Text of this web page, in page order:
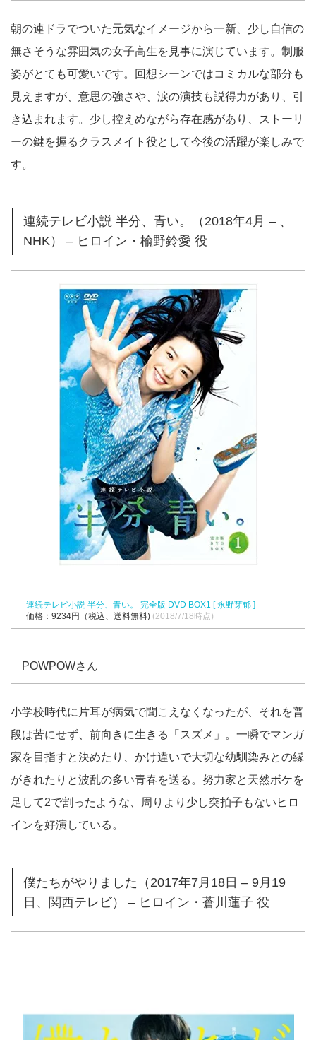
朝の連ドラでついた元気なイメージから一新、少し自信の
無さそうな雰囲気の女子高生を見事に演じています。制服
姿がとても可愛いです。回想シーンではコミカルな部分も
見えますが、意思の強さや、涙の演技も説得力があり、引
き込まれます。少し控えめながら存在感があり、ストーリ
ーの鍵を握るクラスメイト役として今後の活躍が楽しみで
す。
連続テレビ小説 半分、青い。（2018年4月 – 、
NHK） – ヒロイン・楡野鈴愛 役
連続テレビ小説 半分、青い。 完全版 DVD BOX1 [ 永野芽郁 ]
価格：9234円（税込、送料無料) (2018/7/18時点)
POWPOWさん
小学校時代に片耳が病気で聞こえなくなったが、それを普
段は苦にせず、前向きに生きる「スズメ」。一瞬でマンガ
家を目指すと決めたり、かけ違いで大切な幼馴染みとの縁
がきれたりと波乱の多い青春を送る。努力家と天然ボケを
足して2で割ったような、周りより少し突拍子もないヒロ
インを好演している。
僕たちがやりました（2017年7月18日 – 9月19
日、関西テレビ） – ヒロイン・蒼川蓮子 役